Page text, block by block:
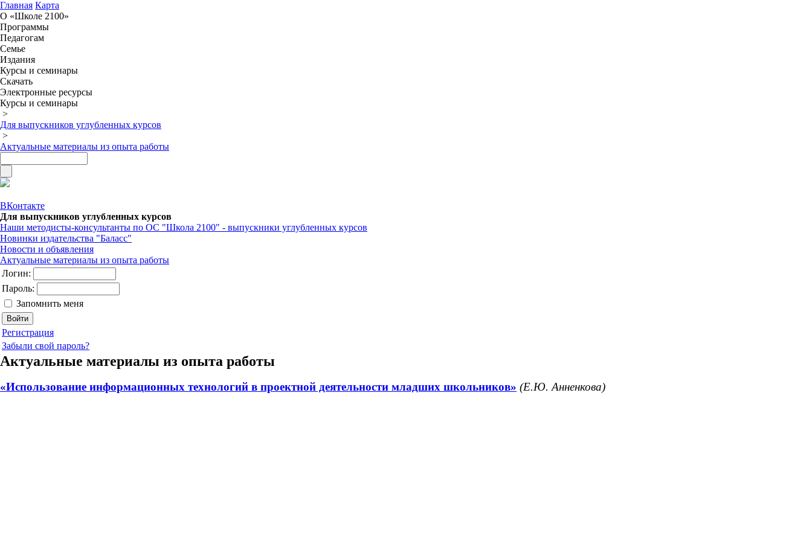
Главная Карта
О «Школе 2100»
Программы
Педагогам
Семье
Издания
Курсы и семинары
Скачать
Электронные ресурсы
Курсы и семинары
>
Для выпускников углубленных курсов
>
Актуальные материалы из опыта работы
ВКонтакте
Для выпускников углубленных курсов
Наши методисты-консультанты по ОС "Школа 2100" - выпускники углубленных курсов
Новинки издательства "Баласс"
Новости и объявления
Актуальные материалы из опыта работы
Логин:
Пароль:
Запомнить меня
Регистрация
Забыли свой пароль?
Актуальные материалы из опыта работы
«Использование информационных технологий в проектной деятельности младших школьников» (Е.Ю. Анненкова)